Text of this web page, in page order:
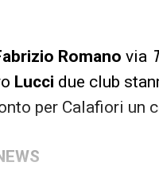
Romano via
Lucci due club
per Calafiori un